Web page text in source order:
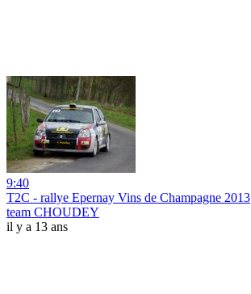
9:40
T2C - rallye Epernay Vins de Champagne 2013
team CHOUDEY
il y a 13 ans